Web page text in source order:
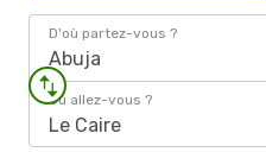
D'où partez-vous ?
Abuja
Où allez-vous ?
Le Caire